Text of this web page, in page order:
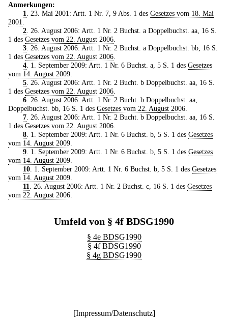
Anmerkungen:
1. 23. Mai 2001: Artt. 1 Nr. 7, 9 Abs. 1 des Gesetzes vom 18. Mai
2001.
2. 26. August 2006: Artt. 1 Nr. 2 Buchst. a Doppelbuchst. aa, 16 S.
1 des Gesetzes vom 22. August 2006.
3. 26. August 2006: Artt. 1 Nr. 2 Buchst. a Doppelbuchst. bb, 16 S.
1 des Gesetzes vom 22. August 2006.
4. 1. September 2009: Artt. 1 Nr. 6 Buchst. a, 5 S. 1 des Gesetzes
vom 14. August 2009.
5. 26. August 2006: Artt. 1 Nr. 2 Bucht. b Doppelbuchst. aa, 16 S.
1 des Gesetzes vom 22. August 2006.
6. 26. August 2006: Artt. 1 Nr. 2 Bucht. b Doppelbuchst. aa,
Doppelbuchst. bb, 16 S. 1 des Gesetzes vom 22. August 2006.
7. 26. August 2006: Artt. 1 Nr. 2 Bucht. b Doppelbuchst. aa, 16 S.
1 des Gesetzes vom 22. August 2006.
8. 1. September 2009: Artt. 1 Nr. 6 Buchst. b, 5 S. 1 des Gesetzes
vom 14. August 2009.
9. 1. September 2009: Artt. 1 Nr. 6 Buchst. b, 5 S. 1 des Gesetzes
vom 14. August 2009.
10. 1. September 2009: Artt. 1 Nr. 6 Buchst. b, 5 S. 1 des Gesetzes
vom 14. August 2009.
11. 26. August 2006: Artt. 1 Nr. 2 Buchst. c, 16 S. 1 des Gesetzes
vom 22. August 2006.
Umfeld von § 4f BDSG1990
§ 4e BDSG1990
§ 4f BDSG1990
§ 4g BDSG1990
[Impressum/Datenschutz]